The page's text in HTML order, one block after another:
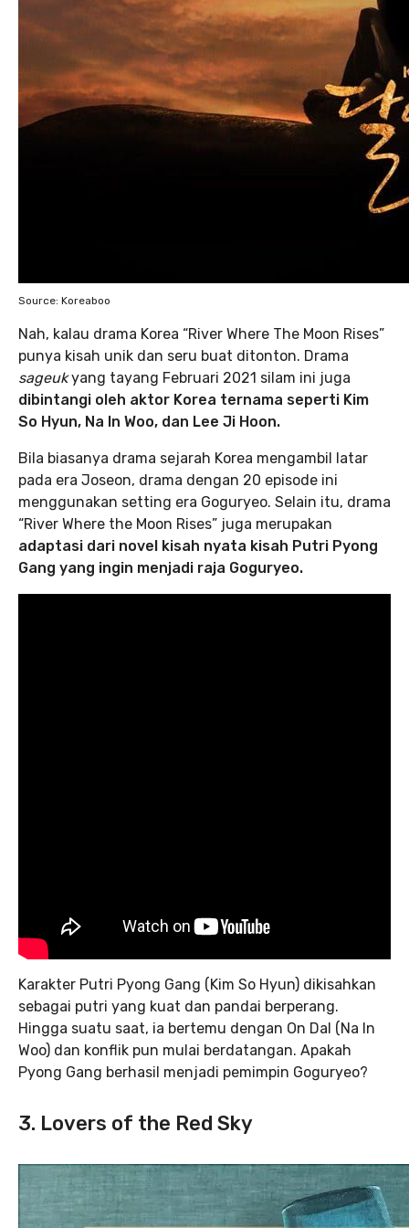
Source: Koreaboo
Nah, kalau drama Korea “River Where The Moon Rises”
punya kisah unik dan seru buat ditonton. Drama
sageukyang tayang Februari 2021 silam ini juga
dibintangi oleh aktor Korea ternama seperti Kim
So Hyun, Na In Woo, dan Lee Ji Hoon.
Bila biasanya drama sejarah Korea mengambil latar
pada era Joseon, drama dengan 20 episode ini
menggunakan setting era Goguryeo. Selain itu, drama
“River Where the Moon Rises” juga merupakan
adaptasi dari novel kisah nyata kisah Putri Pyong
Gang yang ingin menjadi raja Goguryeo.
Karakter Putri Pyong Gang (Kim So Hyun) dikisahkan
sebagai putri yang kuat dan pandai berperang.
Hingga suatu saat, ia bertemu dengan On Dal (Na In
Woo) dan konflik pun mulai berdatangan. Apakah
Pyong Gang berhasil menjadi pemimpin Goguryeo?
3. Lovers of the Red Sky